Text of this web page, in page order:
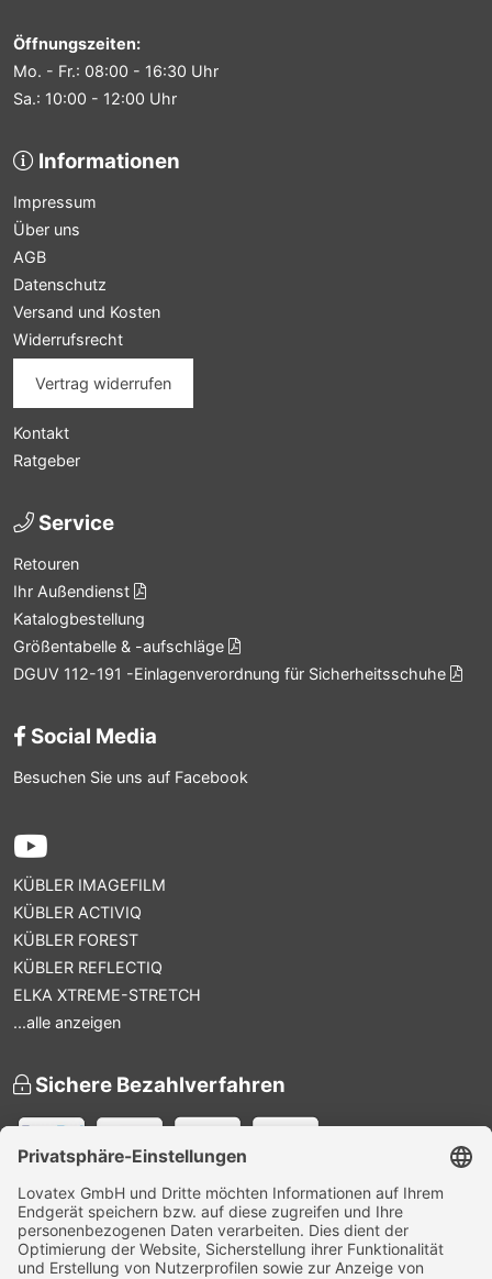
Öffnungszeiten:
Mo. - Fr.: 08:00 - 16:30 Uhr
Sa.: 10:00 - 12:00 Uhr
Informationen
Impressum
Über uns
AGB
Datenschutz
Versand und Kosten
Widerrufsrecht
Vertrag widerrufen
Kontakt
Ratgeber
Service
Retouren
Ihr Außendienst
Katalogbestellung
Größentabelle & -aufschläge
DGUV 112-191 -Einlagenverordnung für Sicherheitsschuhe
Social Media
Besuchen Sie uns auf Facebook
KÜBLER IMAGEFILM
KÜBLER ACTIVIQ
KÜBLER FOREST
KÜBLER REFLECTIQ
ELKA XTREME-STRETCH
...alle anzeigen
Sichere Bezahlverfahren
Versandpartner